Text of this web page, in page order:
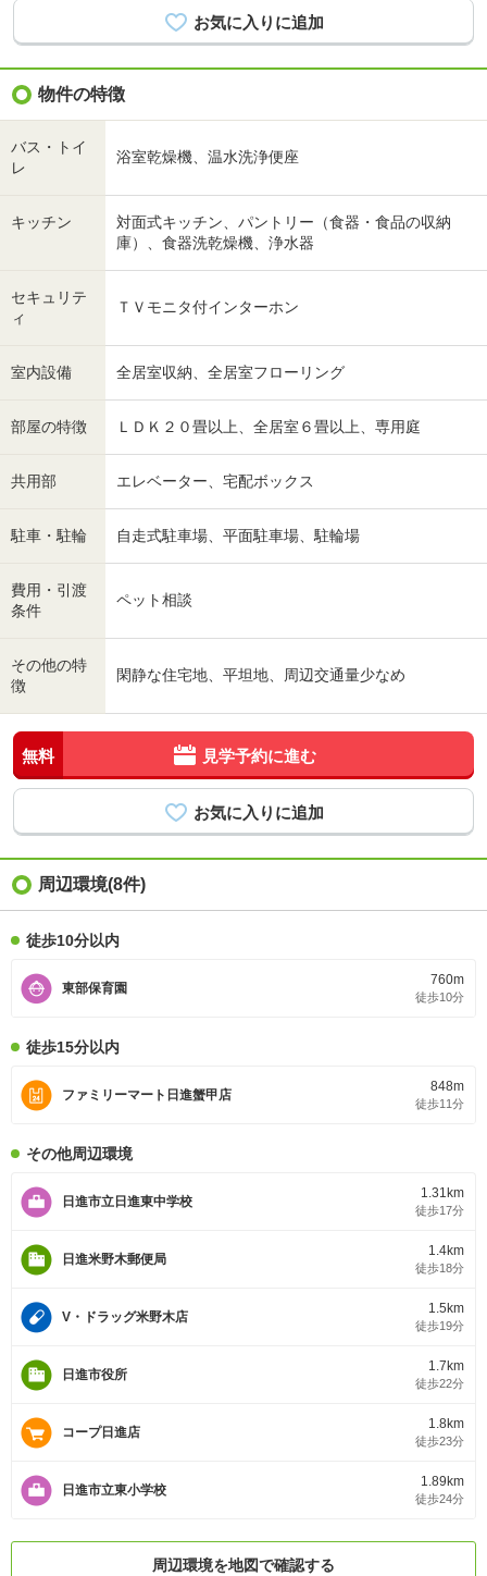
物件の特徴
バス・トイ
レ
浴室乾燥機、温水洗浄便座
キッチン
対面式キッチン、パントリー（食器・食品の収納
庫）、食器洗乾燥機、浄水器
セキュリテ
ィ
ＴＶモニタ付インターホン
室内設備 全居室収納、全居室フローリング
部屋の特徴 ＬＤＫ２０畳以上、全居室６畳以上、専用庭
共用部 エレベーター、宅配ボックス
駐車・駐輪 自走式駐車場、平面駐車場、駐輪場
費用・引渡
条件
ペット相談
その他の特
徴
閑静な住宅地、平坦地、周辺交通量少なめ
無料 見学予約に進む
周辺環境(8件)
徒歩10分以内
東部保育園
760m
徒歩10分
徒歩15分以内
ファミリーマート日進蟹甲店
848m
徒歩11分
その他周辺環境
日進市立日進東中学校
1.31km
徒歩17分
日進米野木郵便局
1.4km
徒歩18分
V・ドラッグ米野木店
1.5km
徒歩19分
日進市役所
1.7km
徒歩22分
コープ日進店
1.8km
徒歩23分
日進市立東小学校
1.89km
徒歩24分
周辺環境を地図で確認する